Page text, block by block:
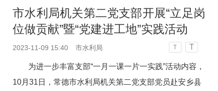
市水利局机关第二党支部开展“立足岗
位做贡献”暨“党建进工地”实践活动
2023-11-09 15:40 市水利局 T T
为进一步丰富支部“一月一课一片一实践”活动内容，
10月31日，常德市水利局机关第二党支部党员赴安乡县